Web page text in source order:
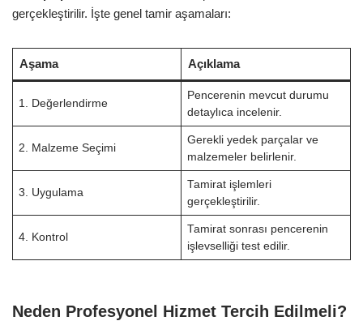
gerçekleştirilir. İşte genel tamir aşamaları:
Aşama Açıklama
1. Değerlendirme
Pencerenin mevcut durumu
detaylıca incelenir.
2. Malzeme Seçimi
Gerekli yedek parçalar ve
malzemeler belirlenir.
3. Uygulama
Tamirat işlemleri
gerçekleştirilir.
4. Kontrol
Tamirat sonrası pencerenin
işlevselliği test edilir.
Neden Profesyonel Hizmet Tercih Edilmeli?